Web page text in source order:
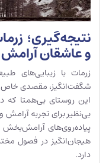
نتیجه‌گیری؛
و عاشقان آرامش
زرمات با زیبایی‌های
شگفت‌انگیز، مقصدی خاص
این روستای بی‌همتا که
بی‌نظیر برای تجربه
پیاده‌روی‌های آرامش‌بخش
هیجان‌انگیز در فصول
دارد.